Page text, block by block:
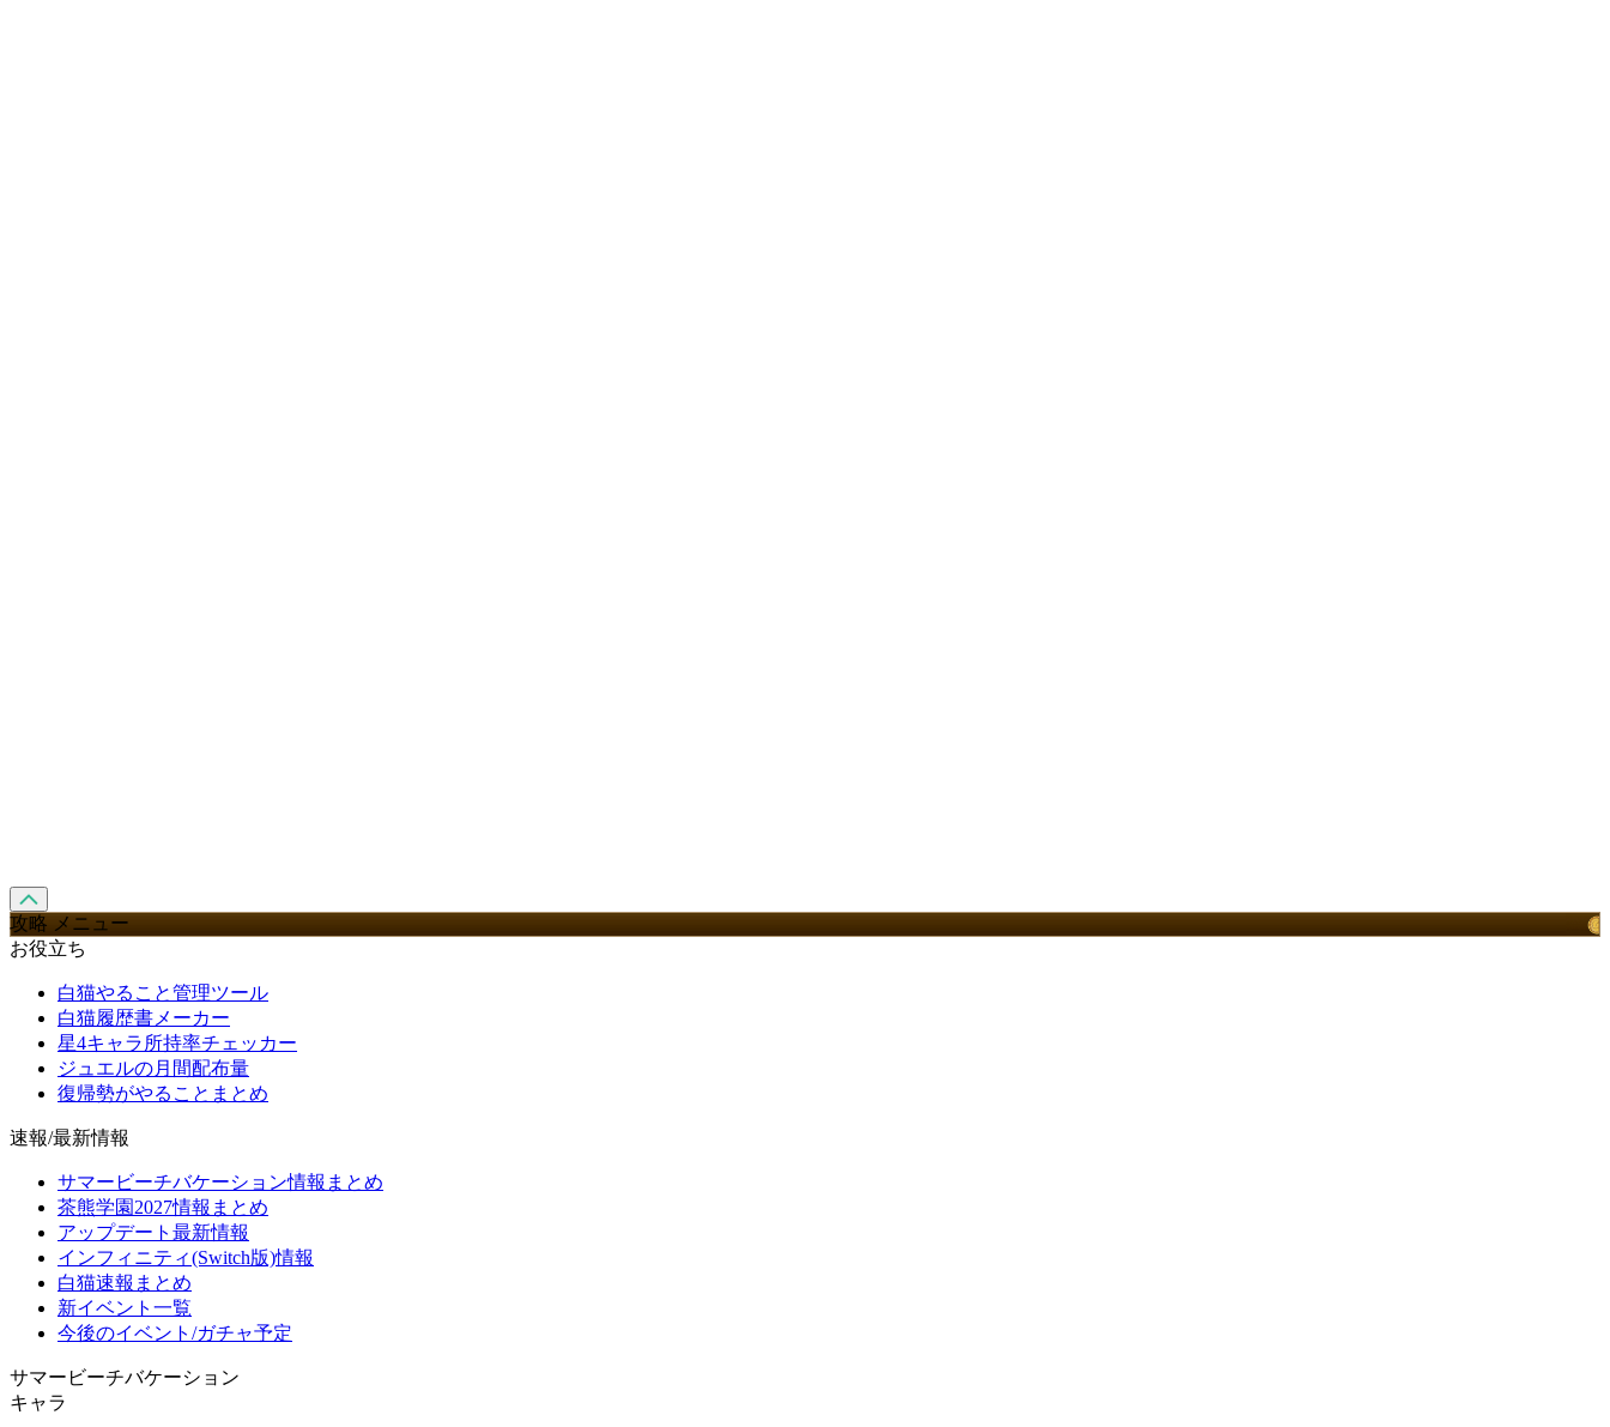
攻略 メニュー
お役立ち
白猫やること管理ツール
白猫履歴書メーカー
星4キャラ所持率チェッカー
ジュエルの月間配布量
復帰勢がやることまとめ
速報/最新情報
サマービーチバケーション情報まとめ
茶熊学園2027情報まとめ
アップデート最新情報
インフィニティ(Switch版)情報
白猫速報まとめ
新イベント一覧
今後のイベント/ガチャ予定
サマービーチバケーション
キャラ